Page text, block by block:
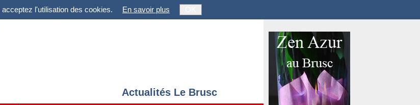
l'utilisation des cookies. En savoir plus
Actualités Le Brusc